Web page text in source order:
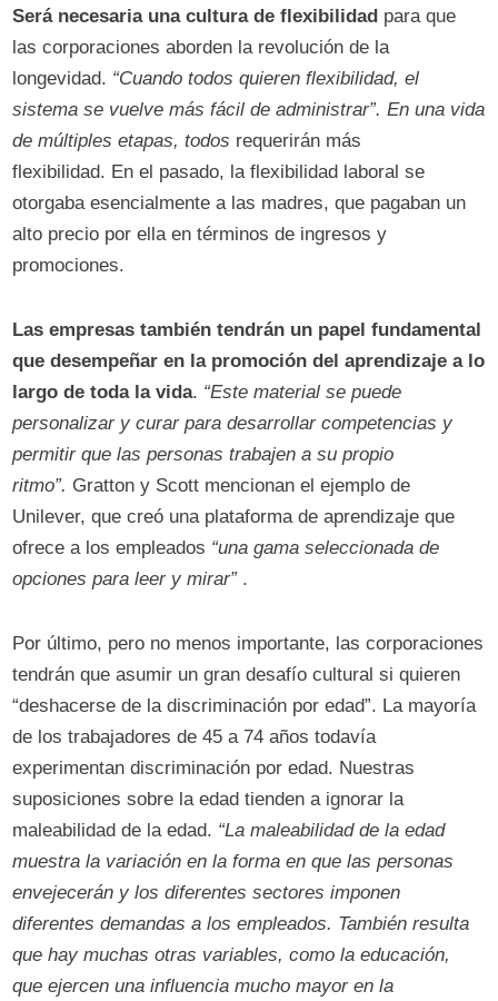
Será necesaria una cultura de flexibilidad para que
las corporaciones aborden la revolución de la
longevidad. “Cuando todos quieren flexibilidad, el
sistema se vuelve más fácil de administrar”. En una vida
de múltiples etapas, todos requerirán más
flexibilidad. En el pasado, la flexibilidad laboral se
otorgaba esencialmente a las madres, que pagaban un
alto precio por ella en términos de ingresos y
promociones.
Las empresas también tendrán un papel fundamental
que desempeñar en la promoción del aprendizaje a lo
largo de toda la vida. “Este material se puede
personalizar y curar para desarrollar competencias y
permitir que las personas trabajen a su propio
ritmo”. Gratton y Scott mencionan el ejemplo de
Unilever, que creó una plataforma de aprendizaje que
ofrece a los empleados “una gama seleccionada de
opciones para leer y mirar”.
Por último, pero no menos importante, las corporaciones
tendrán que asumir un gran desafío cultural si quieren
“deshacerse de la discriminación por edad”. La mayoría
de los trabajadores de 45 a 74 años todavía
experimentan discriminación por edad. Nuestras
suposiciones sobre la edad tienden a ignorar la
maleabilidad de la edad. “La maleabilidad de la edad
muestra la variación en la forma en que las personas
envejecerán y los diferentes sectores imponen
diferentes demandas a los empleados. También resulta
que hay muchas otras variables, como la educación,
que ejercen una influencia mucho mayor en la